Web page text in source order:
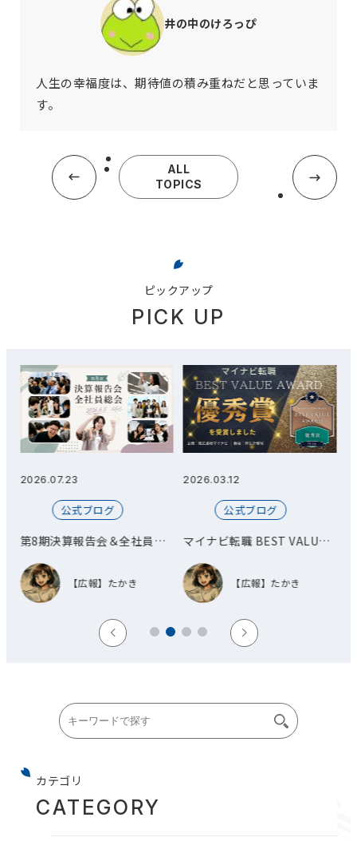
井の中のけろっぴ
人生の幸福度は、期待値の積み重ねだと思っていま
す。
ALL
TOPICS
ピックアップ
PICK UP
2026.03.12
公式ブログ
マイナビ転職 BEST VALUE
AWARD 優秀賞を受賞しまし
た！
【広報】たかき
2026.03.11
公式ブログ
オフィス移転とお披露目会を
開催しました！
【広報】たかき
カテゴリ
CATEGORY